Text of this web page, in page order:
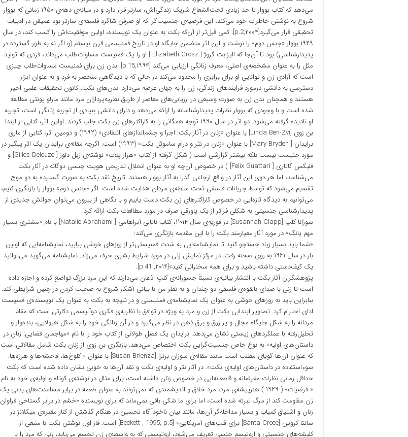
می‌دهد که کتاب بووار تا حد زیادی تحت‌الشعاع شریک زندگی‌اش، سارتر قرار دارد و در میانه‌ی دهه‌ی ۱۹۵۰ زمانی که بووار
شروع به نوشتن خاطرات خود می‌کند، این فرضیه‌ی جنسیت‌گرا که او صرفن شاگرد فلسفه‌ی سارتر بود عمیقن در ادبیات
تحقیقی قرار می‌گیرد[۲۰۰۴,p.2]. کمی قبل‌تر از آن‌که بکت به عنوان یک نویسنده، اولین موفقیت‌اش را کسب کند، در سال
۱۹۴۹ بووار «جنس دوم» را نوشت و این اثر متضمن جایگاه او در تاریخ فمنیسمی قرن بیستم (و اگر نه به طور گسترده در
پدیدارشناسی) بود تا آن‌جا که الیزابت گروژ [ Elizabeth Grosz ] او را یک فمنیست مساوات‌طلب می‌داند، فردی که تولید
مثل را به عنوان مشخصه‌ی اصلی، معرف زنانگی ارزیابی می‌کند [۱۹۹۴,p.15]. بدن زن برای فمنیست مساوات‌طلب چیزی
است که آزادی زن و توانایی او برای برابری را محدود می‌کند در حالی که با دیدگاهی منحصر به فرد و به عنوان ابزار
دسترسی به دانشی درمورد فرایندهای زندگی، زن را به جهان عرضه می‌دارد. بدن‌های بکت، کانون تحقیقات علمی اخیر
هستند و همچنان بدن زن به صورت وسیعی در ارزیابی‌های معاصر از طریق نظریه‌پردازان مرد مانند مارلو پونتی مطالعه
شده است و با وجودی که بووار نظرات پدیدارشناسانه را ارائه می‌دهد و دارای دانشی بنیادی از تجربه زنانگی است، تجربه
او نادیده گرفته می‌شود. دو اثر در سال ۱۹۹۰ توجه همگانی را به کاراکترهای زن بکت جلب کردند. اولین اثر، کتابی از لیندا
بن زوی [Linda Ben-Zvi] با عنوان «زنان در آثار بکت: اجرا و چشم‌اندازهای انتقادی» (۱۹۹۲) و دومین اثر، کتابی از ماری
برایدان [ Mary Bryden] با عنوان «زنان در نثر و درام ساموئل بکت» (۱۹۹۳) است. اگرچه مقاله‌ی برایدان یک اثر پیگیر در
مورد جنیست نیست بلکه بیشتر گزارشی است ( شکل گرفته از کتاب «هزار پلات» نوشته‌ی ژیل دلوز [ Gilles Deleuze] و
فلیکس گاتاری [ Felix Guattari] ) در خصوص آن‌چه او به عنوان انحلال تدریجی هویت جنسی دوگانه در آثار بکت
می‌شناسد، اما هر دوی این آثار در واقع ارجاعی گذرا به آثار بووار هستند. تاریخ نقد بکت به صورت گسترده به دو موج
تقسیم می‌شود که توسط جریانات فلسفی تحت سلطه‌ی مردان هدایت شده است. اگر «جنس دوم» بووار را بازنگری کنیم،
می‌توانیم به دیدگاه تازه‌ایی در خصوص کاراکترهای زن بکت دست یابیم و با نگاهی از بیرون می‌توان خوانش جدیدی از
پدیدارشناسی جنسیتی به شکلی فراتر از یک پاورقی صرف در مورد مطالعات بکت ارائه کرد.
سوزانا کلپ [Susannah Clapp] در فوریه‌ی سال ۲۰۱۴، کتاب ناتالی آبراهامی [ Natalie Abrahami] با نام «مشتری بسیار
مهم یانگ» در مورد آثار معیارمند بکت را با این مقدمه بازنگری می‌کند:
«شما باید بسیار زیاد جستجو کنید تا نمایشنامه‌ایی به شدت فمنیستی‌تر از روزهای خوشی بیابید، نمایشنامه‌ایی که اولین
بار در سال ۱۹۶۱ به روی صحنه رفت. در مرکز نمایش زنی در مورد شرایط بشری حرف می‌زند. نمایشنامه می‌گوید می‌توانید
یک کیف‌دستی داشته باشید و برای همه سخنرانی کنید»[۲۰۱۴, p.41].
پژوهشگران آثار بکت با انتشار بیانیه‌ی نسبتاً جسورانه‌ی کلپ اذعان می‌دارند که این مرد بزرگ تواضع کرده و اجازه داده
است تا زنی با صدای بالقوه‌ی فلسفی دو چندان و به نظر من با بیانی آشکار شروع به صحبت کردن در چنین شرایطی کند.
بنابراین باید به روزهای خوشی به عنوان یک نمایشنامه‌ی فمنیستی و در نتیجه به بکت به عنوان یک نویسنده‌ی فمنیست
ادای احترام کرد. تصاویر ابتدایی بکت از زن و مرد به ویژه در توافق با نظریه‌ی فکری دوآلیسمی دکارتی است که مقام
مردانه را به شکل جایگاه مجلل و پر زرق و برق ذهن در نظر می‌گیرد و در آن زنانگی خود را به شکل هیولایی، بنده‌وار و
تحلیل‌رفته با عملکرد‌های زیستی نشان می‌دهد. برایدان یک فصل طولانی از کتاب خود را با نام «مهاجمان فضایی: زنان در
داستان‌های اولیه» به نوع خاص جنسیت‌گرایی بکت اختصاص می‌دهد. بازنگری بن زوی از زنان بکت شامل مقالاتی است
که عنوان آن‌ها گویای مطلب است مانند مقاله‌ی سوزان برنزا [Susan Brienza] با عنوان « کلوخ‌ها، فاحشه‌ها و هرزه‌ها:
سوء‌استفاده در داستان‌های اولیه‌ی بکت». در آثار نثر و اولیه‌ی بکت و نقد آن‌ها به خوبی نشان داده شده است که بکت
حداقل زمانی نظرات مغرضانه و قاطعانه‌ایی در خصوص زنان داشته است، برای مثال در نوشته‌ی کوتاه و اولیه‌ی خود به نام
« فرضیات» ( ۱۹۲۹ ) هنرپیشه‌ی مرد، مرد خلاق و اندیشمندی که نمی‌تواند به عنوان طعمه در برابر مساعدت‌های بدنی یک
زن مقاومت کند از مرگ تبرئه شده است، اما برای ما شکی باقی نمی‌ماند که برای نویسنده «خشم در برابر گستاخی فراوان
زنان و اشتیاق کمیاب و بسیار مداخله‌گر آن‌ها، مانند بیان ناخودآگاه تحسین در هنگام گذشتن از کنار مقبره‌ی میکلانژ در
سانتا کروس [Santa Croce] برای قلب‌های آمریکایی» [Beckett , 1995, p.5] است. فاز اول نوشتن بکت با منبعی از
کلیشه‌های جنسیتی و اروتیسم جنسی تعریف می‌شود، اروتیسمی که به واسطه‌ی زن تجسم می‌یابد، زنی که مرد را با